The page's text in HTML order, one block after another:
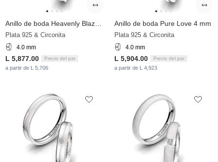
Plata 925 & Circonita
4.0 mm
L 5,877.00 Precio del par
a partir de L 5,706
Anillo de boda Pure Love 4 mm
Plata 925 & Circonita
4.0 mm
L 5,904.00 Precio del par
a partir de L 4,923